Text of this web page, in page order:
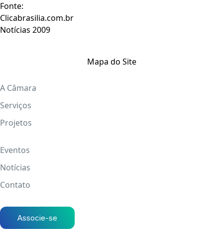
Fonte:
Clicabrasilia.com.br
Notícias 2009
Mapa do Site
A Câmara
Serviços
Projetos
Eventos
Notícias
Contato
Associe-se